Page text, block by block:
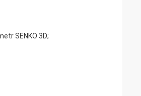
SENKO 3D;